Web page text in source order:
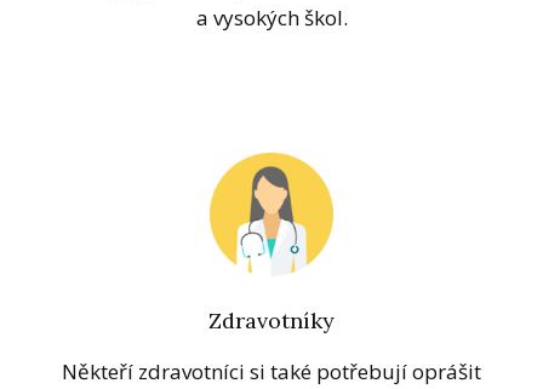
a vysokých škol.
Zdravotníky
Někteří zdravotníci si také potřebují oprášit